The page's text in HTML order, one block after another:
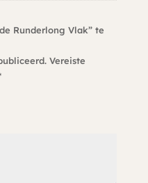
Runderlong Vlak” te
Vereiste